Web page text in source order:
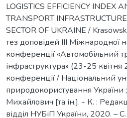
LOGISTICS EFFICIENCY INDEX
TRANSPORT
SECTOR OF UKRAINE /
тез доповідей ІІІ Міжнародної
конференції «Автомобільний
інфраструктура» (23-25 квітня
конференції / Національний
природокористування України
Михайлович [та ін.]. - К. :
відділ НУБіП України, 2020. –